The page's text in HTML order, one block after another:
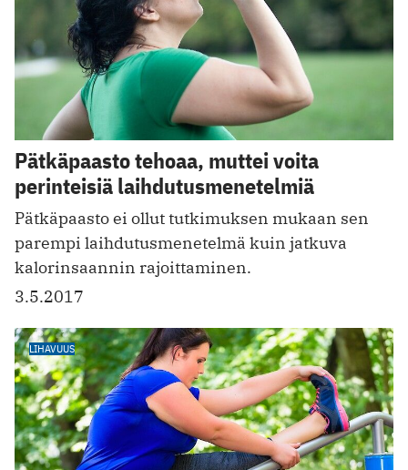
Pätkäpaasto tehoaa, muttei voita
perinteisiä laihdutusmenetelmiä
Pätkäpaasto ei ollut tutkimuksen mukaan sen
parempi laihdutusmenetelmä kuin jatkuva
kalorinsaannin rajoittaminen.
3.5.2017
LIHAVUUS